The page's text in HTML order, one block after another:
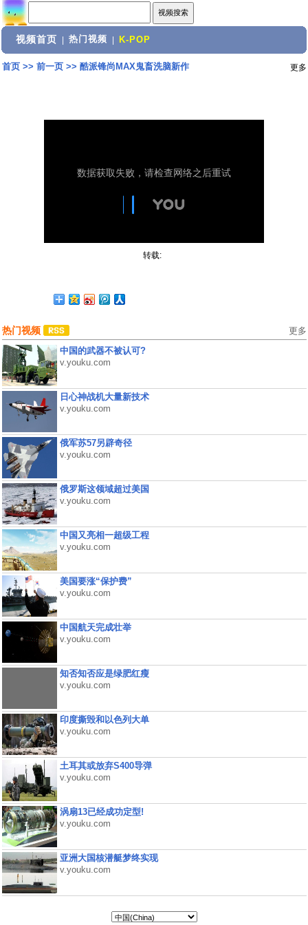
视频首页 热门视频 K-POP
首页>> 前一页>> 酷派锋尚MAX鬼畜洗脑新作 更多
转载:
热门视频 更多
中国的武器不被认可?
v.youku.com
日心神战机大量新技术
v.youku.com
俄军苏57另辟奇径
v.youku.com
俄罗斯这领域超过美国
v.youku.com
中国又亮相一超级工程
v.youku.com
美国要涨“保护费”
v.youku.com
中国航天完成壮举
v.youku.com
知否知否应是绿肥红瘦
v.youku.com
印度撕毁和以色列大单
v.youku.com
土耳其或放弃S400导弹
v.youku.com
涡扇13已经成功定型!
v.youku.com
亚洲大国核潜艇梦终实现
v.youku.com